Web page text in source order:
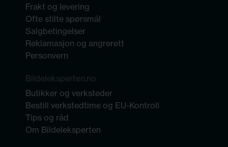
Frakt og levering
Ofte stilte spørsmål
Salgbetingelser
Reklamasjon og angrerett
Personvern
Bildeleksperten.no
Butikker og verksteder
Bestill verkstedtime og EU-Kontroll
Tips og råd
Om Bildeleksperten